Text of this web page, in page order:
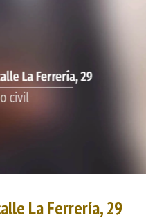
La Ferrería, 29